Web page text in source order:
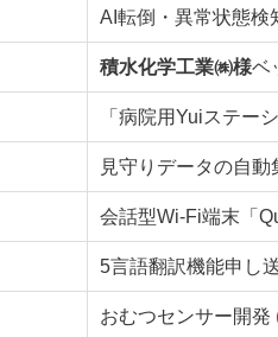
AI転倒・異常状態検
積水化学工業㈱様ベ
「病院用Yuiステー
見守りデータの自
会話型Wi-Fi端末「
5言語翻訳機能申し
おむつセンサー開発